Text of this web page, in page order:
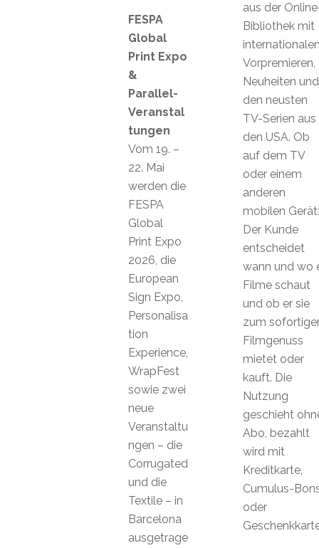
aus der
Bibliothek mit
Vorpremieren,
Neuheiten und
den neusten
TV-Serien aus
den USA. Ob
auf dem TV
oder einem
anderen
mobilen Gerät:
Der Kunde
entscheidet
wann und wo
Filme schaut
und ob er sie
zum
Filmgenuss
mietet oder
kauft. Die
Nutzung
geschieht
Abo, bezahlt
wird mit
Kreditkarte,
Cumulus-
oder
FESPA
Global
Print Expo
&
Parallel-
Veranstal
tungen
Vom 19. –
22. Mai
werden die
FESPA
Global
Print Expo
2026, die
European
Sign Expo,
Personalisa
tion
Experience,
WrapFest
sowie zwei
neue
Veranstaltu
ngen – die
Corrugated
und die
Textile – in
Barcelona
ausgetrage